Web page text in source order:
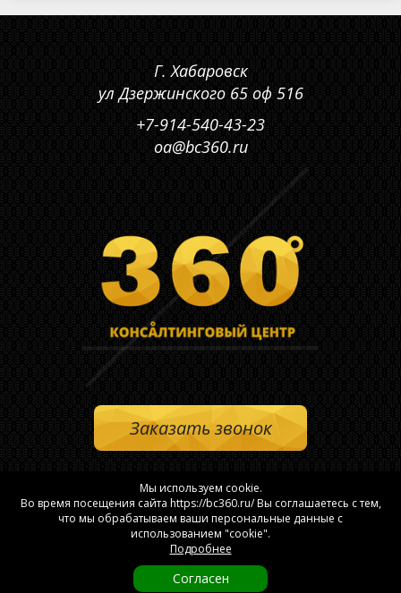
Г. Хабаровск
ул Дзержинского 65 оф 516
+7-914-540-43-23
oa@bc360.ru
Заказать звонок
Политика конфиденциальности
Согласие на обработку персональных данных
Политика конфиденциальности в отношении обработки файлов
"cookie"
Мы используем cookie.
Во время посещения сайта https://bc360.ru/ Вы соглашаетесь с тем,
что мы обрабатываем ваши персональные данные с
использованием "cookie".
Подробнее
Согласен